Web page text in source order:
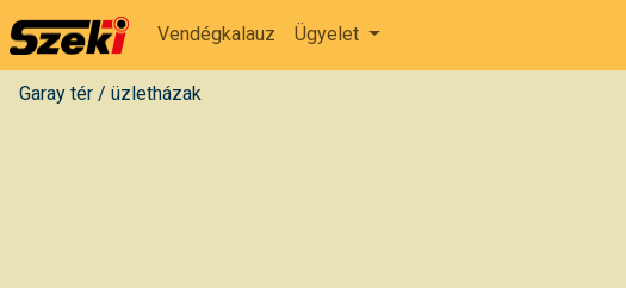
Vendégkalauz Ügyelet
Garay tér / üzletházak